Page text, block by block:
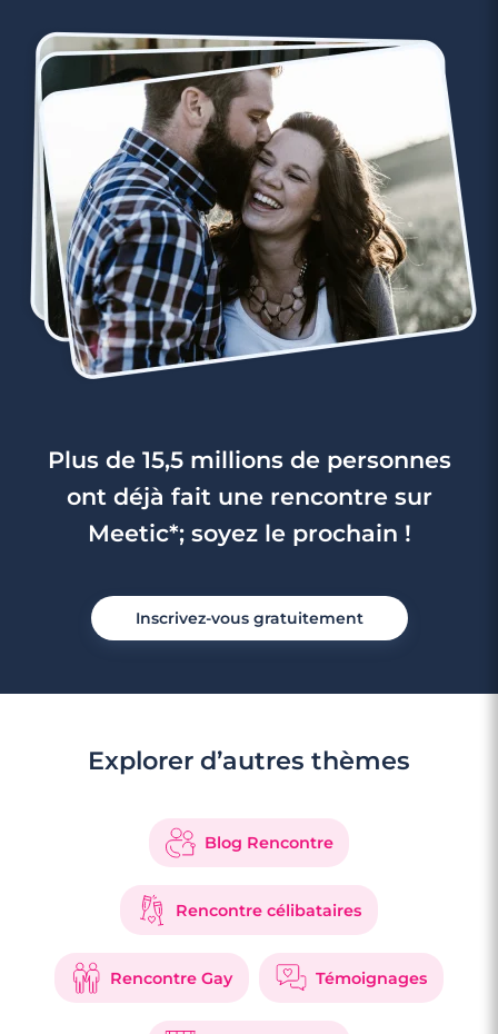
Plus de 15,5 millions de personnes
ont déjà fait une rencontre sur
Meetic*; soyez le prochain !
Inscrivez-vous gratuitement
Explorer d’autres thèmes
Blog Rencontre
Rencontre célibataires
Rencontre Gay Témoignages